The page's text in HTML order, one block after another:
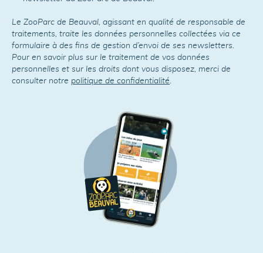
Le ZooParc de Beauval, agissant en qualité de responsable de
traitements, traite les données personnelles collectées via ce
formulaire à des fins de gestion d’envoi de ses newsletters.
Pour en savoir plus sur le traitement de vos données
personnelles et sur les droits dont vous disposez, merci de
consulter notre politique de confidentialité.